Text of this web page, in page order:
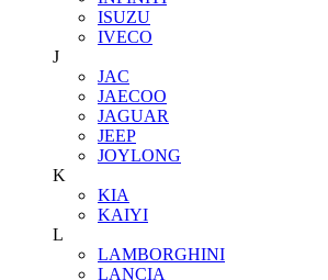
ISUZU
IVECO
J
JAC
JAECOO
JAGUAR
JEEP
JOYLONG
K
KIA
KAIYI
L
LAMBORGHINI
LANCIA